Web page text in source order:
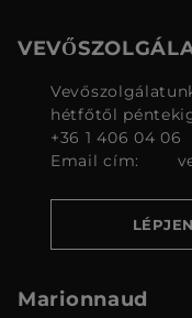
hétfőtől
+36 1 406 04 06
Email cím:
Marionnaud